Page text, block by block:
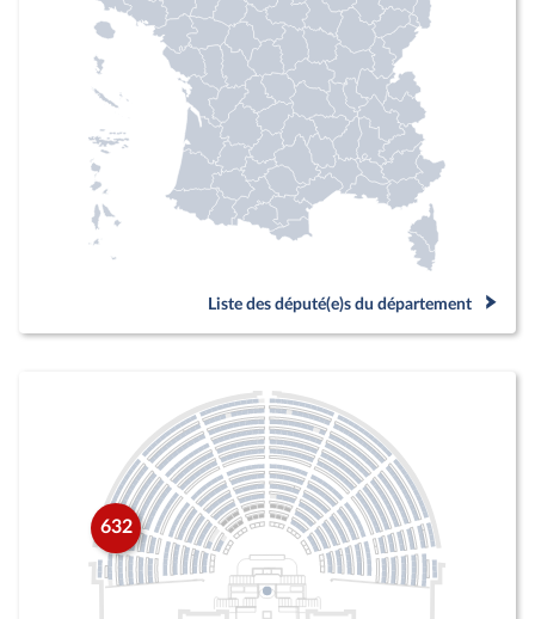
Liste des député(e)s du département
632